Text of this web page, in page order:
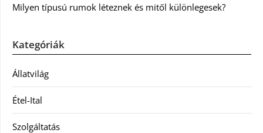
Milyen típusú rumok léteznek és mitől különlegesek?
Kategóriák
Állatvilág
Étel-Ital
Szolgáltatás